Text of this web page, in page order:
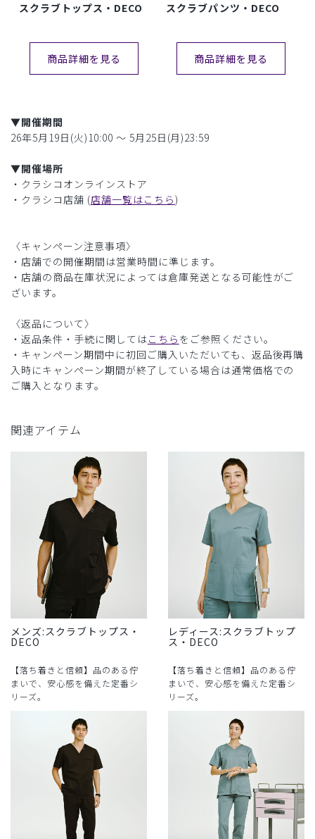
スクラブトップス・DECO
商品詳細を見る
スクラブパンツ・DECO
商品詳細を見る
▼開催期間
26年5月19日(火)10:00 〜 5月25日(月)23:59
▼開催場所
・クラシコオンラインストア
・クラシコ店舗 (店舗一覧はこちら)
〈キャンペーン注意事項〉
・店舗での開催期間は営業時間に準じます。
・店舗の商品在庫状況によっては倉庫発送となる可能性がご
ざいます。
〈返品について〉
・返品条件・手続に関してはこちら をご参照ください。
・キャンペーン期間中に初回ご購入いただいても、返品後再購
入時にキャンペーン期間が終了している場合は通常価格での
ご購入となります。
関連アイテム
メンズ:スクラブトップス・
DECO
【落ち着きと信頼】品のある佇
まいで、安心感を備えた定番シ
リーズ。
レディース:スクラブトップ
ス・DECO
【落ち着きと信頼】品のある佇
まいで、安心感を備えた定番シ
リーズ。